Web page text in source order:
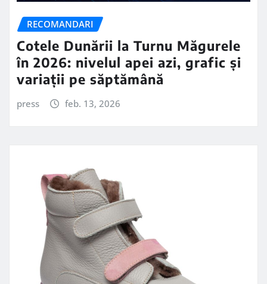
RECOMANDARI
Cotele Dunării la Turnu Măgurele
în 2026: nivelul apei azi, grafic și
variații pe săptămână
press feb. 13, 2026